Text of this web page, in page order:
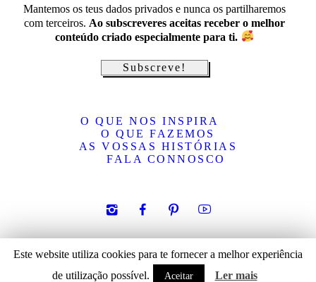
Mantemos os teus dados privados e nunca os partilharemos
com terceiros. Ao subscreveres aceitas receber o melhor
conteúdo criado especialmente para ti.
O QUE NOS INSPIRA
O QUE FAZEMOS
AS VOSSAS HISTÓRIAS
FALA CONNOSCO
Política de privacidade/ © 2019 Inspired By. All rights reserved.
Este website utiliza cookies para te fornecer a melhor experiência
de utilização possível.
Aceitar Ler mais